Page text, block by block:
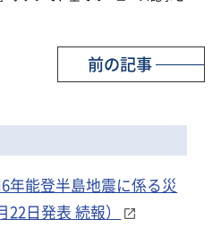
前の記事
年能登半島地震に係る災
日発表 続報）